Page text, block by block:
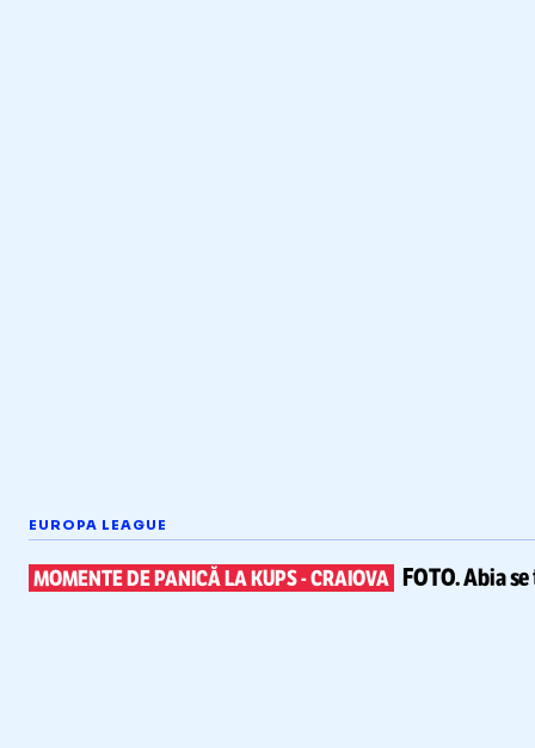
EUROPA LEAGUE
MOMENTE DE PANICĂ LA KUPS-CRAIOVA FOTO.Abia